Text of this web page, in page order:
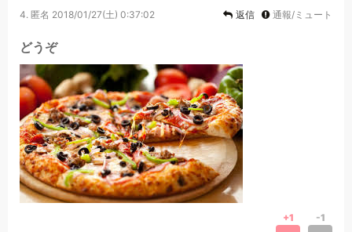
4. 匿名 2018/01/27(土) 0:37:02 返信 通報/ミュート
どうぞ
+1 -1